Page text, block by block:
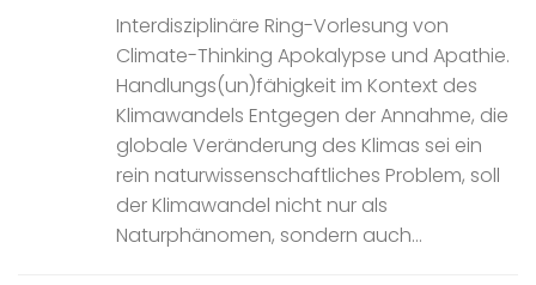
Interdisziplinäre Ring-Vorlesung von
Climate-Thinking Apokalypse und Apathie.
Handlungs(un)fähigkeit im Kontext des
Klimawandels Entgegen der Annahme, die
globale Veränderung des Klimas sei ein
rein naturwissenschaftliches Problem, soll
der Klimawandel nicht nur als
Naturphänomen, sondern auch...